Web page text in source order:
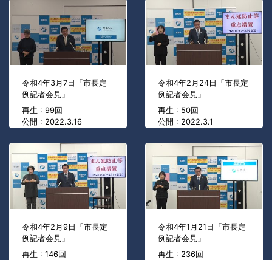
令和4年3月7日「市長定
例記者会見」
再生 : 99回
公開 : 2022.3.16
令和4年2月24日「市長定
例記者会見」
再生 : 50回
公開 : 2022.3.1
令和4年2月9日「市長定
例記者会見」
再生 : 146回
令和4年1月21日「市長定
例記者会見」
再生 : 236回